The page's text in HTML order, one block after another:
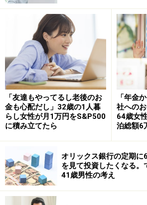
れも40万円」とあり、変動がない状
「給与交渉はもうしていな
最低限の仕事」
今の仕事内容にボーナス額が見合っ
は、「見合っていない」と投稿者。
その理由として「給与もボーナスも
い。過去にも言ったが毎回言わない
はもう言っていない。やる気がない
うにしている」とため息をつきます。
空いた時間で副業もしているそうで
費と自分の老後が怖くて、お金が使
「友達もやってるし老後のお
金も心配だし」32歳の1人暮
らし女性が月1万円をS&P500
に積み立てたら
「年金
社への
64歳女
泊総額6
オリックス銀行の定期
を見て投資したくなる。
41歳男性の考え